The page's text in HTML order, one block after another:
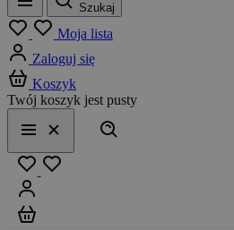
Menu
Szukaj
Moja lista
Zaloguj się
Koszyk
Twój koszyk jest pusty
Menu
Zamknij